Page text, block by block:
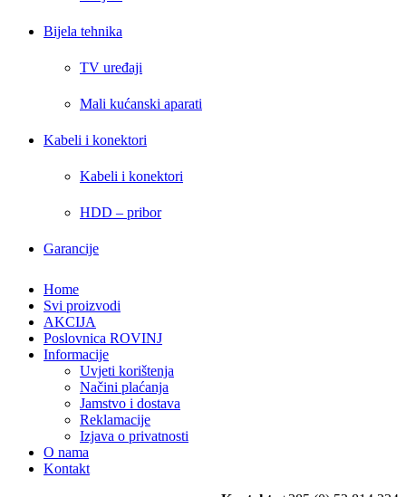
Bijela tehnika
TV uređaji
Mali kućanski aparati
Kabeli i konektori
Kabeli i konektori
HDD – pribor
Garancije
Home
Svi proizvodi
AKCIJA
Poslovnica ROVINJ
Informacije
Uvjeti korištenja
Načini plaćanja
Jamstvo i dostava
Reklamacije
Izjava o privatnosti
O nama
Kontakt